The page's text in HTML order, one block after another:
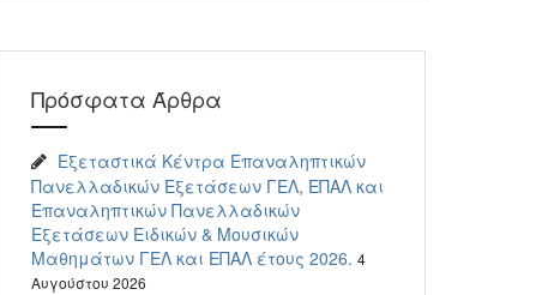
Πρόσφατα Άρθρα
Εξεταστικά Κέντρα Επαναληπτικών
Πανελλαδικών Εξετάσεων ΓΕΛ, ΕΠΑΛ και
Επαναληπτικών Πανελλαδικών
Εξετάσεων Ειδικών & Μουσικών
Μαθημάτων ΓΕΛ και ΕΠΑΛ έτους 2026. 4
Αυγούστου 2026